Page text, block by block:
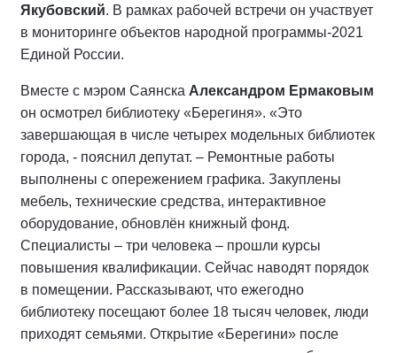
Якубовский. В рамках рабочей встречи он участвует
в мониторинге объектов народной программы-2021
Единой России.
Вместе с мэром Саянска Александром Ермаковым
он осмотрел библиотеку «Берегиня». «Это
завершающая в числе четырех модельных библиотек
города, - пояснил депутат. – Ремонтные работы
выполнены с опережением графика. Закуплены
мебель, технические средства, интерактивное
оборудование, обновлён книжный фонд.
Специалисты – три человека – прошли курсы
повышения квалификации. Сейчас наводят порядок
в помещении. Рассказывают, что ежегодно
библиотеку посещают более 18 тысяч человек, люди
приходят семьями. Открытие «Берегини» после